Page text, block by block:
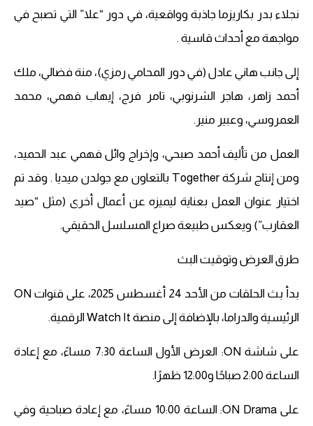
نجلاء بدر بكاريزما جاذبة وواقعية، في دور “علا” التي تصبح في
مواجهة مع أحداث قاسية .
إلى جانب هاني عادل (في دور المحامي رمزي)، منة فضالي، ملك
أحمد زاهر، هاجر الشرنوبي، تامر فرج، إيهاب فهمي، محمد
العمروسي، وعبير منير.
العمل من تأليف أحمد صبحي، وإخراج وائل فهمي عبد الحميد،
ومن إنتاج شركة Together بالتعاون مع جولدن ميديا . وقد تم
اختيار عنوان العمل بعناية ليميزه عن أعمال أخرى (مثل “صيد
العقارب”) ويعكس طبيعة صراع المسلسل الحقيقي.
طرق العرض وتوقيت البث
بدأ بث الحلقات من الأحد 24 أغسطس 2025، على قنوات ON
الرئيسية والدراما، بالإضافة إلى منصة Watch It الرقمية.
على شاشة ON: العرض الأول الساعة 7:30 مساءً، مع إعادة
الساعة 2:00 صباحًا و12:00 ظهرًا.
على ON Drama: الساعة 10:00 مساءً، مع إعادة صباحية وفي